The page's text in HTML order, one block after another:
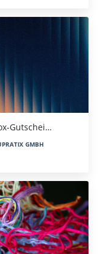
Gutschei…
GMBH